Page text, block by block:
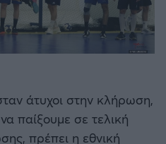
άτυχοι στην κλήρωση,
παίξουμε σε τελική
πρέπει η εθνική